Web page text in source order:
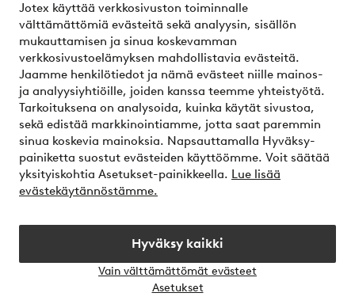
Jotex käyttää verkkosivuston toiminnalle
välttämättömiä evästeitä sekä analyysin, sisällön
mukauttamisen ja sinua koskevamman
verkkosivustoelämyksen mahdollistavia evästeitä.
Jaamme henkilötiedot ja nämä evästeet niille mainos-
ja analyysiyhtiöille, joiden kanssa teemme yhteistyötä.
Tarkoituksena on analysoida, kuinka käytät sivustoa,
sekä edistää markkinointiamme, jotta saat paremmin
sinua koskevia mainoksia. Napsauttamalla Hyväksy-
painiketta suostut evästeiden käyttöömme. Voit säätää
yksityiskohtia Asetukset-painikkeella. Lue lisää
evästekäytännöstämme.
Hyväksy kaikki
Vain välttämättömät evästeet
Asetukset
Ystävät
Turvalliset maksut – maksa nyt tai erissä
Haluatko tietää lisää maksuvaihtoehdoistamme?
elpy